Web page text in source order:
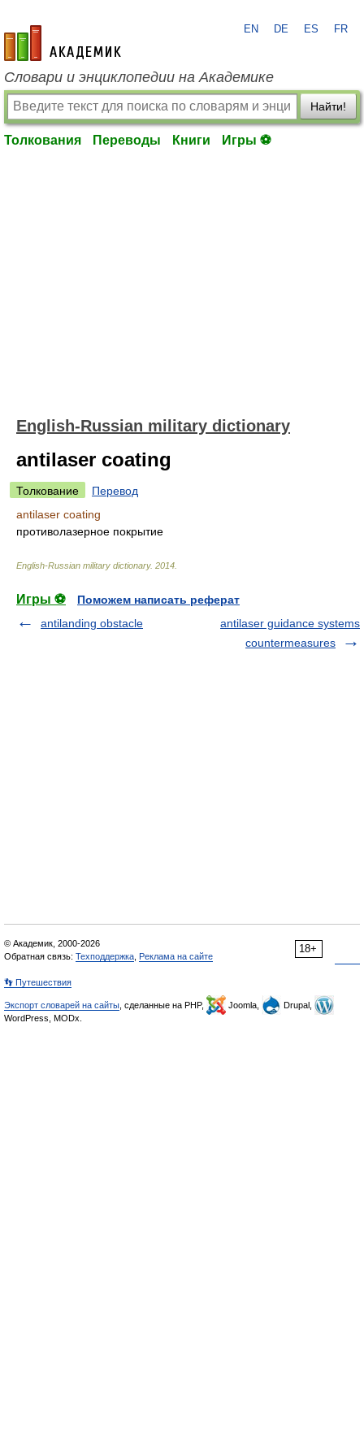
academic.ru
EN DE ES FR
Словари и энциклопедии на Академике
Найти!
Толкования Переводы Книги Игры ⚽
English-Russian military dictionary
antilaser coating
Толкование
Перевод
antilaser coating
противолазерное покрытие
English-Russian military dictionary. 2014
Игры ⚽
Поможем написать реферат
antilanding obstacle
antilaser guidance systems
countermeasures
18+
© Академик, 2000-2026
Обратная связь: Техподдержка Реклама на сайте
👣 Путешествия
Экспорт словарей на сайты , сделанные на PHP, Joomla,
Drupal,
WordPress, MODx.